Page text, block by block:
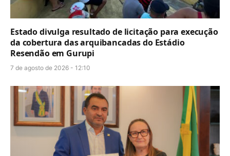
Estado divulga resultado de licitação para execução
da cobertura das arquibancadas do Estádio
Resendão em Gurupi
7 de agosto de 2026 - 12:10